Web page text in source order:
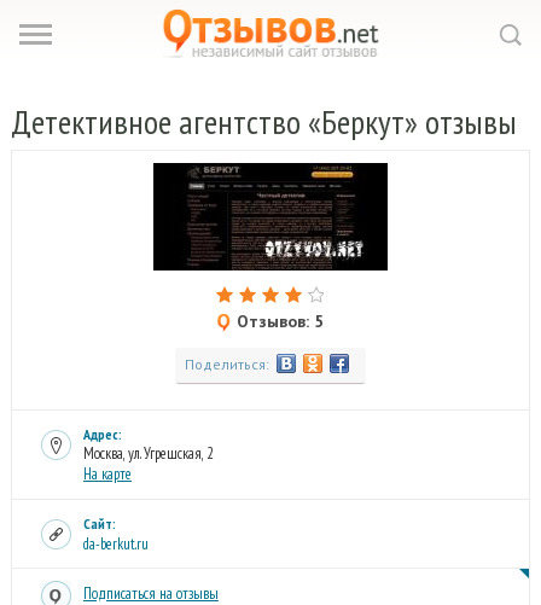
Детективное агентство «Беркут» отзывы
Отзывов: 5
Поделиться:
Адрес:
Москва, ул. Угрешская, 2
На карте
Сайт:
da-berkut.ru
Подписаться на отзывы